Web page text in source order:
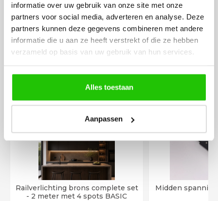
informatie over uw gebruik van onze site met onze
partners voor social media, adverteren en analyse. Deze
partners kunnen deze gegevens combineren met andere
informatie die u aan ze heeft verstrekt of die ze hebben
verzameld op basis van uw gebruik van hun services.
Alles toestaan
Aanpassen
MEER PRODUCTEN
UIT DE SERIE
RAILVERLICHTING BASIC
SERIE
Alle producten uit deze serie
Railverlichting brons complete set
- 2 meter met 4 spots BASIC
Midden